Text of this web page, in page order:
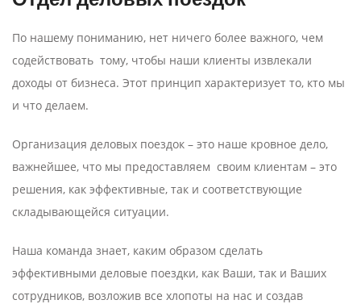
По нашему пониманию, нет ничего более важного, чем
содействовать тому, чтобы наши клиенты извлекали
доходы от бизнеса. Этот принцип характеризует то, кто мы
и что делаем.
Организация деловых поездок – это наше кровное дело,
важнейшее, что мы предоставляем своим клиентам – это
решения, как эффективные, так и соответствующие
складывающейся ситуации.
Наша команда знает, каким образом сделать
эффективными деловые поездки, как Ваши, так и Ваших
сотрудников, возложив все хлопоты на нас и создав